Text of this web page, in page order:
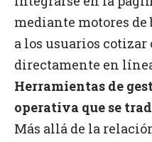
mediante motores
a los usuarios
directamente en
Herramientas de
operativa que se
Más allá de la